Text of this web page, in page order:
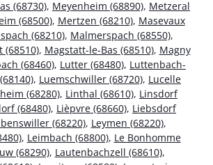
(68730), Meyenheim (68890), Metzeral
(68500), Mertzen (68210), Masevaux
(68210), Malmerspach (68550),
(68510), Magstatt-le-Bas (68510), Magny
(68460), Lutter (68480), Luttenbach-
, Luemschwiller (68720), Lucelle
(68280), Linthal (68610), Linsdorf
(68480), Lièpvre (68660), Liebsdorf
(68220), Leymen (68220),
, Leimbach (68800), Le Bonhomme
(68290), Lautenbachzell (68610),